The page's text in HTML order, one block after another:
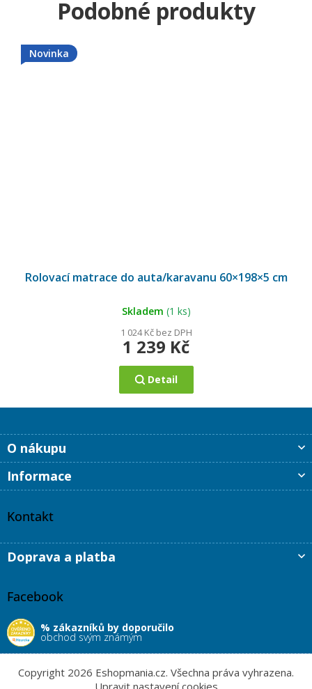
Novinka
Rolovací matrace do auta/karavanu 60×198×5 cm
Skladem (1 ks)
1 024 Kč bez DPH
1 239 Kč
Detail
Z
a
Facebook
% zákazníků by doporučilo
obchod svým známým
O nákupu
Informace
Kontakt
Doprava a platba
Copyright 2026 Eshopmania.cz. Všechna práva vyhrazena.